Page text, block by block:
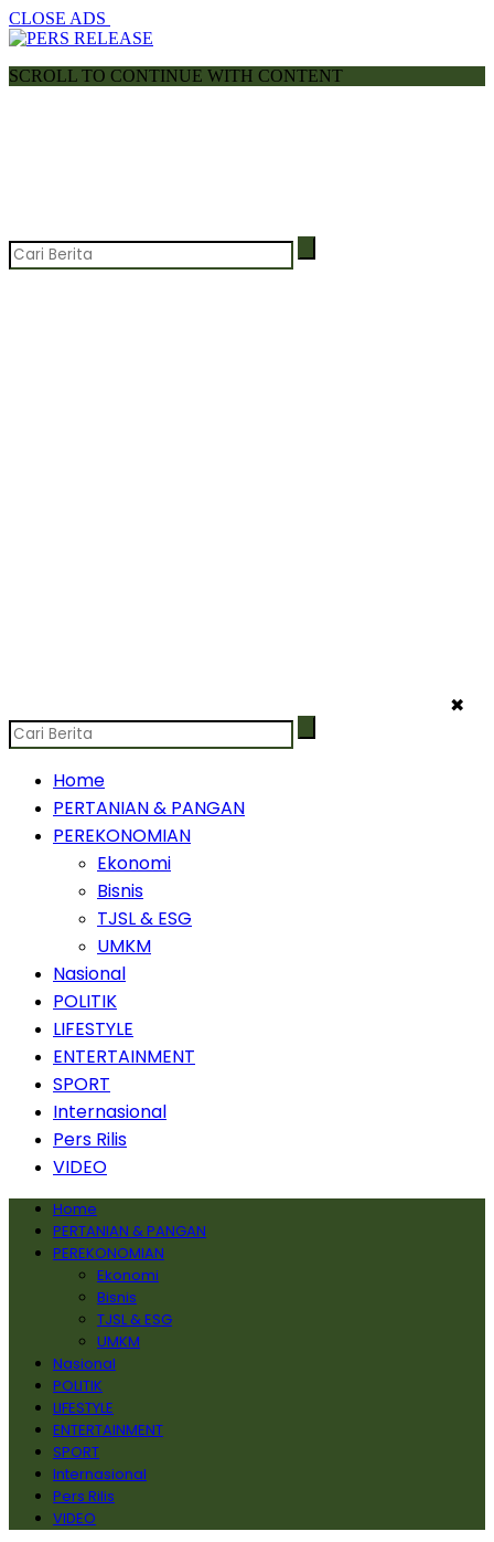
CLOSE ADS
SCROLL TO CONTINUE WITH CONTENT
✖
Home
PERTANIAN & PANGAN
PEREKONOMIAN
Ekonomi
Bisnis
TJSL & ESG
UMKM
Nasional
POLITIK
LIFESTYLE
ENTERTAINMENT
SPORT
Internasional
Pers Rilis
VIDEO
Home
PERTANIAN & PANGAN
PEREKONOMIAN
Ekonomi
Bisnis
TJSL & ESG
UMKM
Nasional
POLITIK
LIFESTYLE
ENTERTAINMENT
SPORT
Internasional
Pers Rilis
VIDEO